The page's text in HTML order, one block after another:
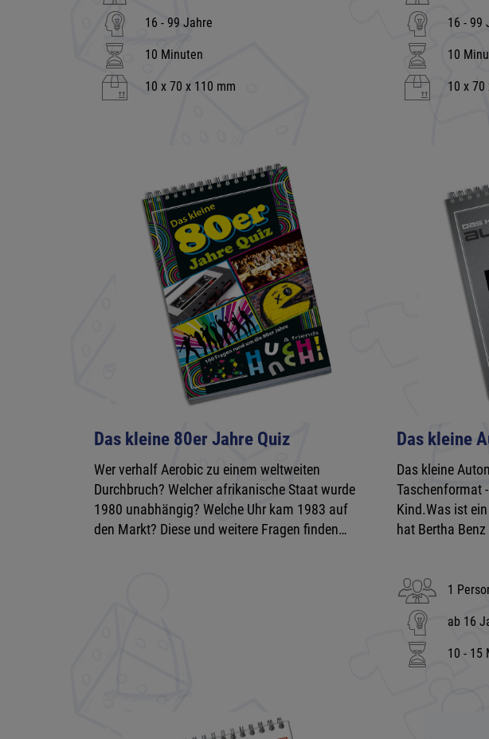
16 - 99 Jahre
10 Minuten
10 x 70 x 110 mm
16 - 99
10
10 x 70
Das kleine 80er Jahre Quiz
Wer verhalf Aerobic zu einem weltweiten
Durchbruch? Welcher afrikanische Staat wurde
1980 unabhängig? Welche Uhr kam 1983 auf
den Markt? Diese und weitere Fragen finden…
Das kleine
Das kleine
Taschenformat
Kind.Was ist
hat Bertha
1
ab 16
10 - 15